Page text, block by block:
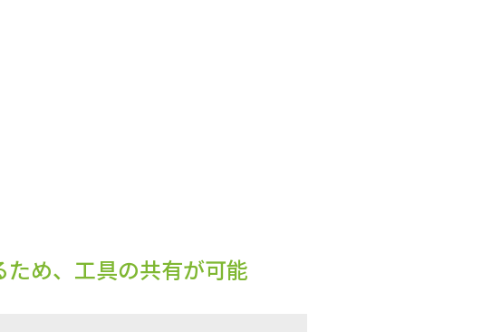
め、工具の共有が可能